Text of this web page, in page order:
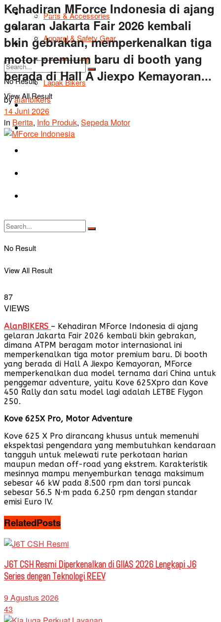
Parts & Accessories
Apparel & Safety Gear
Sepeda Motor
Lapak Bikers
Agenda
Road Safety
No Result
View All Result
TIPS & TRIK
Bikers Cars
Tentang Kami
No Result
View All Result
Kehadiran MForce Indonesia di ajang
gelaran Jakarta Fair 2026 kembali
bkin gebrakan, memperkenalkan tiga
motor premium baru di booth yang
berada di Hall A Jiexpo Kemayoran...
byalanbikers
14 Juni 2026
in Berita, Info Produk, Sepeda Motor
87
VIEWS
AlanBIKERS – Kehadiran MForce Indonesia di ajang
gelaran Jakarta Fair 2026 kembali bkin gebrakan,
dimana ATPM beragam motor internasional ini
memperkenalkan tiga motor premium baru. Di booth
yang berada di Hall A Jiexpo Kemayoran, MForce
memperkenalkan dua model ternama dari China untuk
penggemar adventure, yaitu Kove 625Xpro dan Kove
450 Rally dan satu model lagi adalah LETBE Flygon
250.
Kove 625X Pro, Motor Adventure
Kove 625 X Pro dirancang khusus untuk memenuhi
ekspektasi pengendara yang membutuhkan kendaraan
tangguh untuk melewati rute perkotaan harian
maupun medan off-road yang ekstrem. Karakteristik
mesinnya mampu menyemburkan tenaga maksimum
sebesar 46 kW pada 8.500 rpm dan torsi puncak
sebesar 56.5 N·m pada 6.250 rpm dengan standar
emisi Euro IV.
RelatedPosts
J6T CSH Resmi Diperkenalkan di GIIAS 2026 Lengkapi J6
Series dengan Teknologi REEV
9 Agustus 2026
43